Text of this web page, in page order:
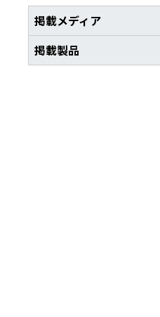
掲載メディア
掲載製品